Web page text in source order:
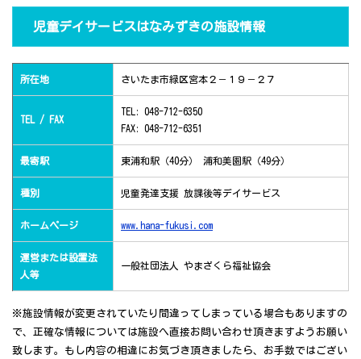
児童デイサービスはなみずきの施設情報
所在地 さいたま市緑区宮本２－１９－２７
TEL / FAX
TEL: 048-712-6350
FAX: 048-712-6351
最寄駅 東浦和駅（40分） 浦和美園駅（49分）
種別 児童発達支援 放課後等デイサービス
ホームページ www.hana-fukusi.com
運営または設置法
人等
一般社団法人 やまざくら福祉協会
※施設情報が変更されていたり間違ってしまっている場合もありますの
で、正確な情報については施設へ直接お問い合わせ頂きますようお願い
致します。もし内容の相違にお気づき頂きましたら、お手数ではござい